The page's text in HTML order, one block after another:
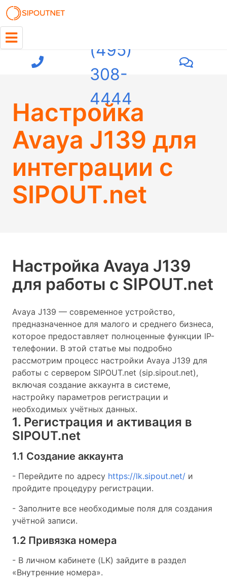
(495)
308-
4444
Настройка
Avaya J139 для
интеграции с
SIPOUT.net
Настройка Avaya J139
для работы с SIPOUT.net
Avaya J139 — современное устройство,
предназначенное для малого и среднего бизнеса,
которое предоставляет полноценные функции IP-
телефонии. В этой статье мы подробно
рассмотрим процесс настройки Avaya J139 для
работы с сервером SIPOUT.net (sip.sipout.net),
включая создание аккаунта в системе,
настройку параметров регистрации и
необходимых учётных данных.
1. Регистрация и активация в
SIPOUT.net
1.1 Создание аккаунта
- Перейдите по адресу https://lk.sipout.net/ и
пройдите процедуру регистрации.
- Заполните все необходимые поля для создания
учётной записи.
1.2 Привязка номера
- В личном кабинете (LK) зайдите в раздел
«Внутренние номера».